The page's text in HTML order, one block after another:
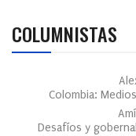
COLUMNISTAS
Colombia:
Desafíos y